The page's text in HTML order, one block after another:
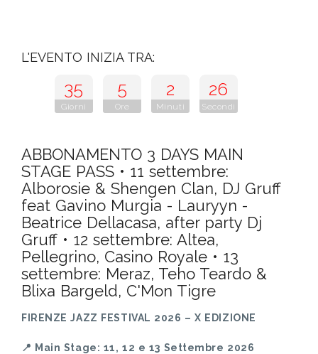
L'EVENTO INIZIA TRA:
35
Giorni
5
Ore
2
Minuti
25
Secondi
ABBONAMENTO 3 DAYS MAIN
STAGE PASS • 11 settembre:
Alborosie & Shengen Clan, DJ Gruff
feat Gavino Murgia - Lauryyn -
Beatrice Dellacasa, after party Dj
Gruff • 12 settembre: Altea,
Pellegrino, Casino Royale • 13
settembre: Meraz, Teho Teardo &
Blixa Bargeld, C'Mon Tigre
FIRENZE JAZZ FESTIVAL 2026 – X EDIZIONE
📍 Main Stage: 11, 12 e 13 Settembre 2026